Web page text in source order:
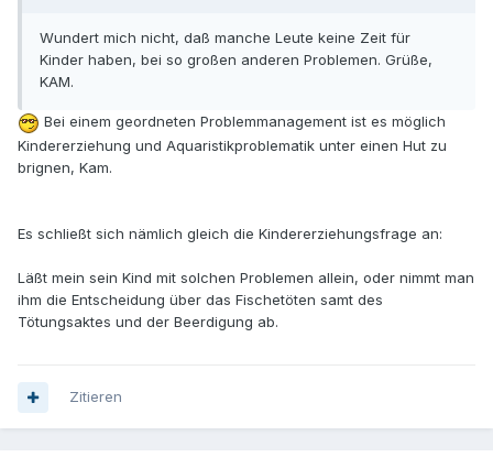
Wundert mich nicht, daß manche Leute keine Zeit für
Kinder haben, bei so großen anderen Problemen. Grüße,
KAM.
Bei einem geordneten Problemmanagement ist es möglich
Kindererziehung und Aquaristikproblematik unter einen Hut zu
brignen, Kam.
Es schließt sich nämlich gleich die Kindererziehungsfrage an:
Läßt mein sein Kind mit solchen Problemen allein, oder nimmt man
ihm die Entscheidung über das Fischetöten samt des
Tötungsaktes und der Beerdigung ab.
Zitieren